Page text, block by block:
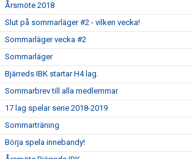
Årsmöte 2018
Slut på sommarläger #2 - vilken vecka!
Sommarläger vecka #2
Sommarläger
Bjärreds IBK startar H4 lag.
Sommarbrev till alla medlemmar
17 lag spelar serie 2018-2019
Sommarträning
Börja spela innebandy!